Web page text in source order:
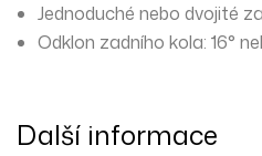
Jednoduché nebo dvojité
Odklon zadního kola: 16°
Další informace